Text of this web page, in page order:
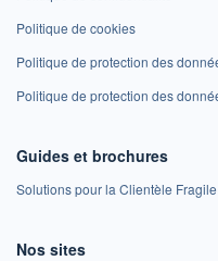
Politique de cookies
Politique de protection des
Politique de protection des
Guides et brochures
Solutions pour la Clientèle Fragile
Nos sites